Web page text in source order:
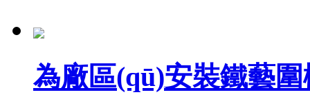
為廠區(qū)安裝鐵藝